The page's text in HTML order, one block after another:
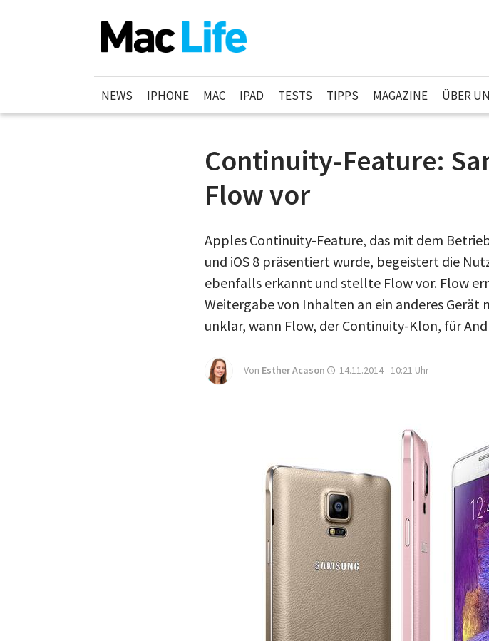
NEWS IPHONE MAC IPAD TESTS TIPPS MAGAZINE ÜBER
Continuity-Feature:
Flow vor
Apples Continuity-Feature, das mit dem
und iOS 8 präsentiert wurde, begeistert die
ebenfalls erkannt und stellte Flow vor. Flow
Weitergabe von Inhalten an ein anderes
unklar, wann Flow, der Continuity-Klon, für
Von Esther Acason 14.11.2014 - 10:21 Uhr